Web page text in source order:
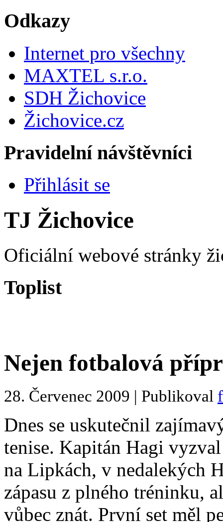
Odkazy
Internet pro všechny
MAXTEL s.r.o.
SDH Žichovice
Žichovice.cz
Pravidelní návštěvníci
Přihlásit se
TJ Žichovice
Oficiální webové stránky
Toplist
Nejen fotbalová
28. Červenec 2009 | Publikoval
Dnes se uskutečnil
tenise. Kapitán Hagi
na Lipkách, v nedalekých
zápasu z plného tréninku,
vůbec znát. První set měl